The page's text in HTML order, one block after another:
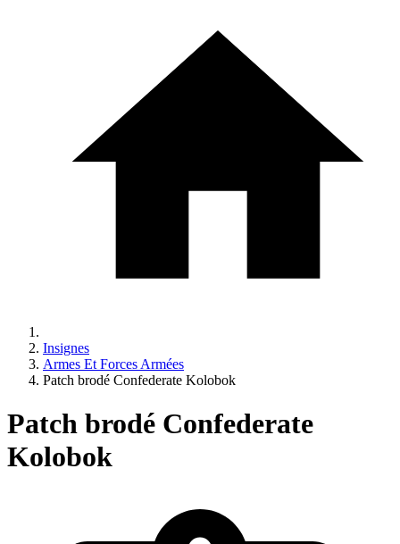
Insignes
Armes Et Forces Armées
Patch brodé Confederate Kolobok
Patch brodé Confederate
Kolobok